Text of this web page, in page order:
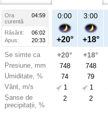
Ora
04:59
curentă
Răsărit:
06:02
Apus:
20:33
Se simte ca
Presiune, mm
Umiditate, %
Vânt, m/s
Șanse de
precipitații, %
21:00
+25°
+25°
748
50
2
2
Ma
aug
0:00
+20°
+20°
748
74
1
2
3:00
+18°
+18°
748
79
1
2